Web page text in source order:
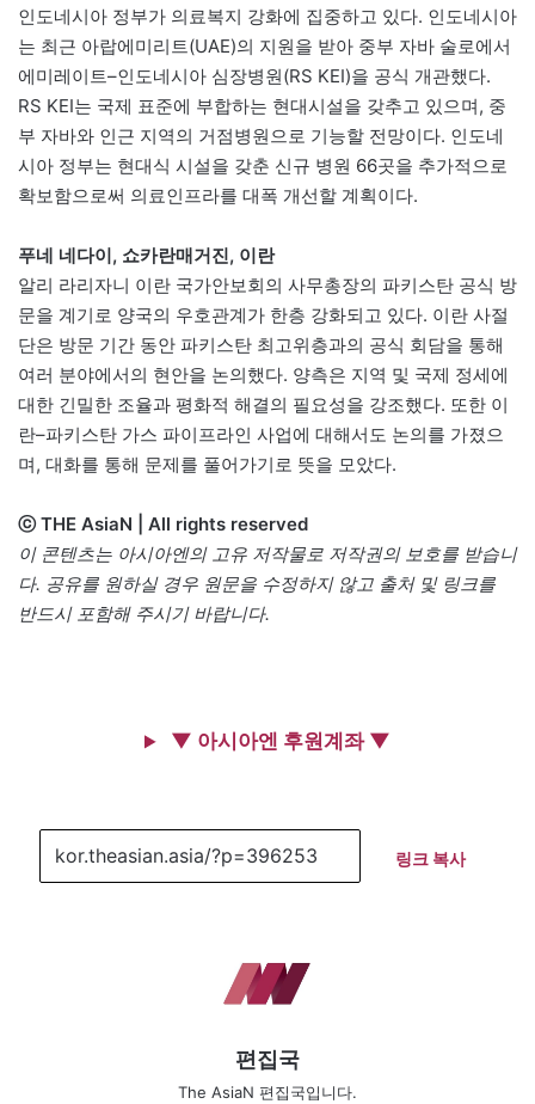
인도네시아 정부가 의료복지 강화에 집중하고 있다. 인도네시아
는 최근 아랍에미리트(UAE)의 지원을 받아 중부 자바 술로에서
에미레이트–인도네시아 심장병원(RS KEI)을 공식 개관했다.
RS KEI는 국제 표준에 부합하는 현대시설을 갖추고 있으며, 중
부 자바와 인근 지역의 거점병원으로 기능할 전망이다. 인도네
시아 정부는 현대식 시설을 갖춘 신규 병원 66곳을 추가적으로
확보함으로써 의료인프라를 대폭 개선할 계획이다.
푸네 네다이, 쇼카란매거진, 이란
알리 라리자니 이란 국가안보회의 사무총장의 파키스탄 공식 방
문을 계기로 양국의 우호관계가 한층 강화되고 있다. 이란 사절
단은 방문 기간 동안 파키스탄 최고위층과의 공식 회담을 통해
여러 분야에서의 현안을 논의했다. 양측은 지역 및 국제 정세에
대한 긴밀한 조율과 평화적 해결의 필요성을 강조했다. 또한 이
란–파키스탄 가스 파이프라인 사업에 대해서도 논의를 가졌으
며, 대화를 통해 문제를 풀어가기로 뜻을 모았다.
ⓒ THE AsiaN | All rights reserved
이 콘텐츠는 아시아엔의 고유 저작물로 저작권의 보호를 받습니
다. 공유를 원하실 경우 원문을 수정하지 않고 출처 및 링크를
반드시 포함해 주시기 바랍니다.
▼ 아시아엔 후원계좌 ▼
링크 복사
편집국
The AsiaN 편집국입니다.